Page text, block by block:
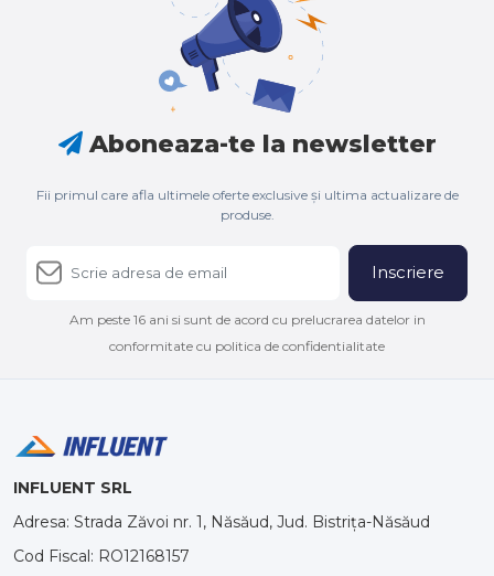
Aboneaza-te la newsletter
Fii primul care afla ultimele oferte exclusive și ultima actualizare de
produse.
Inscriere
Am peste 16 ani si sunt de acord cu prelucrarea datelor in
conformitate cu politica de confidentialitate
INFLUENT SRL
Adresa: Strada Zăvoi nr. 1, Năsăud, Jud. Bistrița-Năsăud
Cod Fiscal: RO12168157